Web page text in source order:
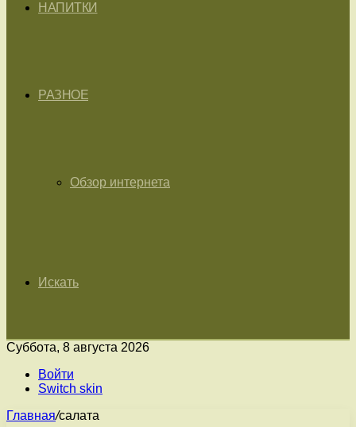
НАПИТКИ
РАЗНОЕ
Обзор интернета
Искать
Суббота, 8 августа 2026
Войти
Switch skin
Главная/салата